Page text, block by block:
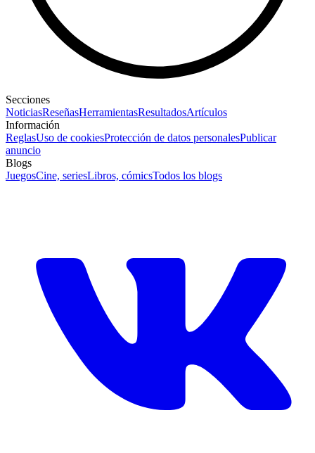
Secciones
NoticiasReseñasHerramientasResultadosArtículos
Información
ReglasUso de cookiesProtección de datos personalesPublicar
anuncio
Blogs
JuegosCine, seriesLibros, cómicsTodos los blogs